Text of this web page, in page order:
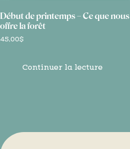
Début de printemps – Ce que nous
offre la forêt
45,00$
Continuer la lecture